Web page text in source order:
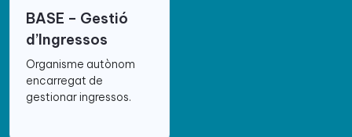
BASE – Gestió
d’Ingressos
Organisme autònom
encarregat de
gestionar ingressos.